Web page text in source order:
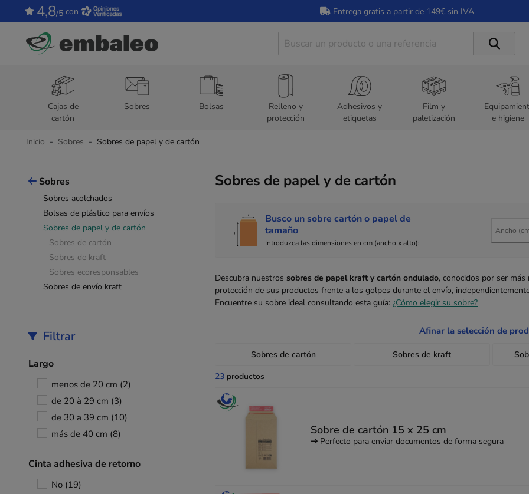
4,8/5 con Entrega gratis a partir de 149€ sin IVA
Cajas de
cartón
Sobres Bolsas
Relleno y
protección
Adhesivos y
etiquetas
Film y
paletización
e higiene
Inicio Sobres Sobres de papel y de cartón
Sobres
Sobres acolchados
Bolsas de plástico para envíos
Sobres de papel y de cartón
Sobres de cartón
Sobres de kraft
Sobres ecoresponsables
Sobres de envío kraft
Filtrar
Largo
menos de 20 cm (2)
de 20 à 29 cm (3)
de 30 a 39 cm (10)
más de 40 cm (8)
Cinta adhesiva de retorno
No (19)
Sobres de papel y de cartón
Busco un sobre cartón o papel de
tamaño
Introduzca las dimensiones en cm (ancho x alto):
Descubra nuestros sobres de papel kraft y cartón ondulado, conocidos por ser
protección de sus productos frente a los golpes durante el envío,
Encuentre su sobre ideal consultando esta guía: ¿Cómo elegir su sobre?
Afinar la selección de
Sobres de cartón Sobres de kraft
23 productos
Sobre de cartón 15 x 25 cm
Perfecto para enviar documentos de forma segura